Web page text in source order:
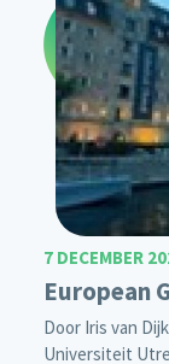
7 DECEMBER
European
Door Iris van
Universiteit